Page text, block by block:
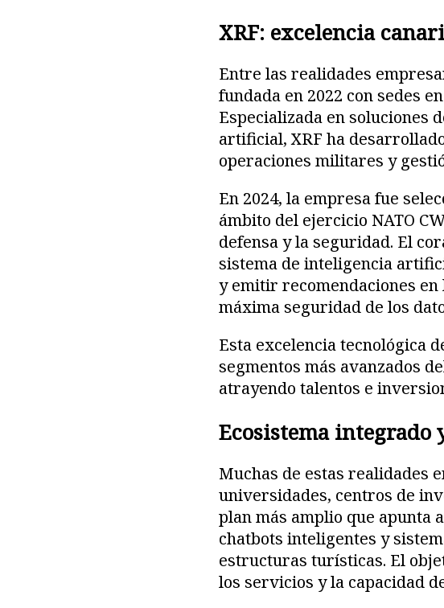
XRF: excelencia
Entre las realidades
fundada en 2022 con sedes
Especializada en soluciones
artificial, XRF ha
operaciones militares y
En 2024, la empresa fue
ámbito del ejercicio NATO
defensa y la seguridad. El
sistema de inteligencia
y emitir recomendaciones
máxima seguridad de los
Esta excelencia tecnológica
segmentos más avanzados
atrayendo talentos e
Ecosistema integrado
Muchas de estas realidades
universidades, centros de
plan más amplio que apunta
chatbots inteligentes y
estructuras turísticas. El
los servicios y la capacidad